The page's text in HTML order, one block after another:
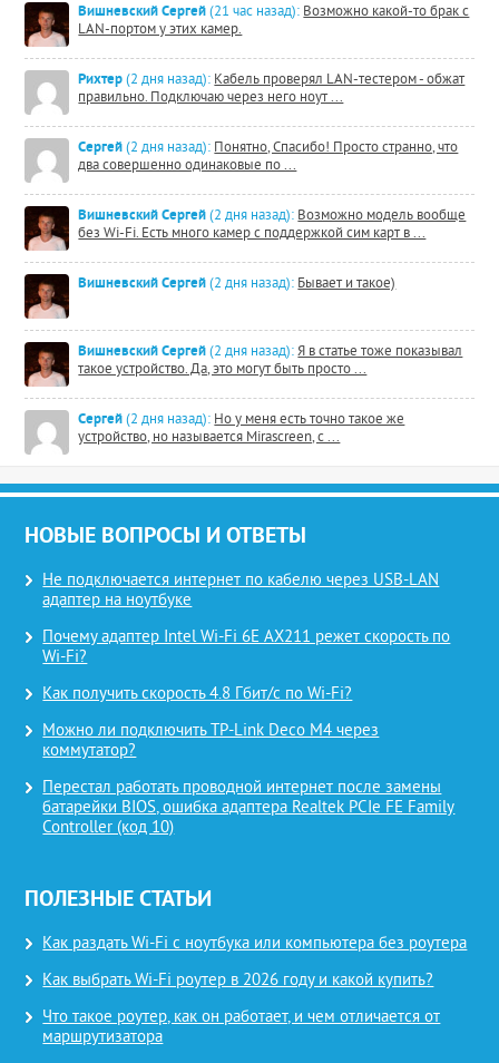
Вишневский Сергей (21 час назад): Возможно какой-то брак с
LAN-портом у этих камер.
Рихтер (2 дня назад): Кабель проверял LAN-тестером - обжат
правильно. Подключаю через него ноут ...
Сергей (2 дня назад): Понятно, Спасибо! Просто странно, что
два совершенно одинаковые по ...
Вишневский Сергей (2 дня назад): Возможно модель вообще
без Wi-Fi. Есть много камер с поддержкой сим карт в ...
Вишневский Сергей (2 дня назад): Бывает и такое)
Вишневский Сергей (2 дня назад): Я в статье тоже показывал
такое устройство. Да, это могут быть просто ...
Сергей (2 дня назад): Но у меня есть точно такое же
устройство, но называется Mirascreen, с ...
НОВЫЕ ВОПРОСЫ И ОТВЕТЫ
Не подключается интернет по кабелю через USB-LAN
адаптер на ноутбуке
Почему адаптер Intel Wi-Fi 6E AX211 режет скорость по
Wi-Fi?
Как получить скорость 4.8 Гбит/с по Wi-Fi?
Можно ли подключить TP-Link Deco M4 через
коммутатор?
Перестал работать проводной интернет после замены
батарейки BIOS, ошибка адаптера Realtek PCIe FE Family
Controller (код 10)
ПОЛЕЗНЫЕ СТАТЬИ
Как раздать Wi-Fi с ноутбука или компьютера без роутера
Как выбрать Wi-Fi роутер в 2026 году и какой купить?
Что такое роутер, как он работает, и чем отличается от
маршрутизатора